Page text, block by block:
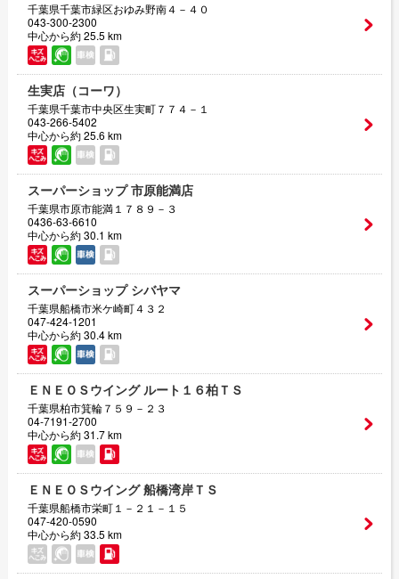
千葉県千葉市緑区おゆみ野南４－４０
043-300-2300
中心から約 25.5 km
生実店（コーワ）
千葉県千葉市中央区生実町７７４－１
043-266-5402
中心から約 25.6 km
スーパーショップ 市原能満店
千葉県市原市能満１７８９－３
0436-63-6610
中心から約 30.1 km
スーパーショップ シバヤマ
千葉県船橋市米ケ崎町４３２
047-424-1201
中心から約 30.4 km
ＥＮＥＯＳウイング ルート１６柏ＴＳ
千葉県柏市箕輪７５９－２３
04-7191-2700
中心から約 31.7 km
ＥＮＥＯＳウイング 船橋湾岸ＴＳ
千葉県船橋市栄町１－２１－１５
047-420-0590
中心から約 33.5 km